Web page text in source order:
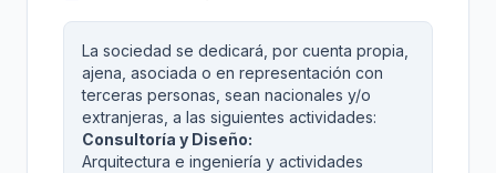
La sociedad se dedicará, por cuenta propia,
ajena, asociada o en representación con
terceras personas, sean nacionales y/o
extranjeras, a las siguientes actividades:
Consultoría y Diseño:
Arquitectura e ingeniería y actividades